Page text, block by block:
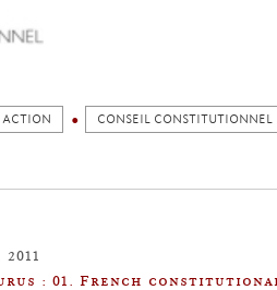
ACTION CONSEIL CONSTITUTIONNEL
: 01. French